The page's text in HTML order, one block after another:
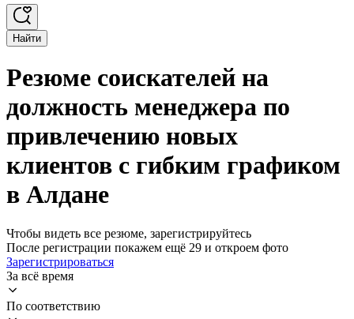
Найти
Резюме соискателей на
должность менеджера по
привлечению новых
клиентов с гибким графиком
в Алдане
Чтобы видеть все резюме, зарегистрируйтесь
После регистрации покажем ещё 29 и откроем фото
Зарегистрироваться
За всё время
По соответствию